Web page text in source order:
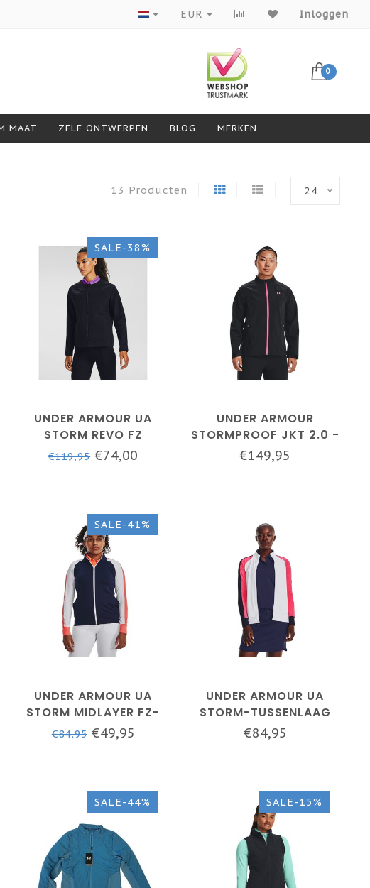
Producten van topmerken
EUR Inloggen
0
MAAT ZELF ONTWERPEN BLOG MERKEN
13 Producten 24
SALE-38%
UNDER ARMOUR UA
STORM REVO FZ
JACKET-ZWART
€119,95€74,00
UNDER ARMOUR
STORMPROOF JKT 2.0 -
ZWART / / PINK PUNK
€149,95
SALE-41%
UNDER ARMOUR UA
STORM MIDLAYER FZ-
MIDNIGHT NAVY /
WHITE / METALLIC
€84,95€49,95
UNDER ARMOUR UA
STORM-TUSSENLAAG
FZ-WIT / ROZE SCHOK /
METALLIC ZILVER
€84,95
SALE-44% SALE-15%